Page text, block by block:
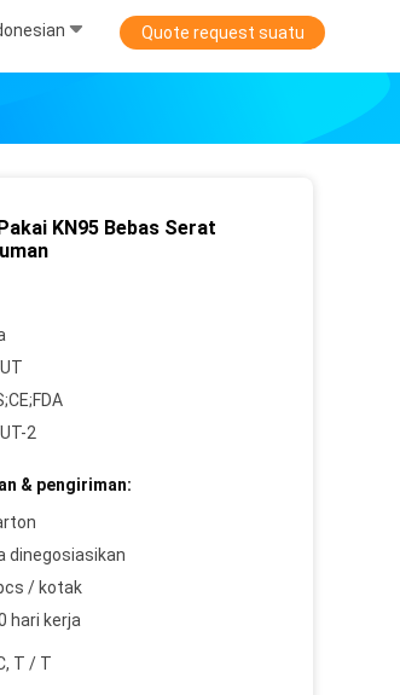
Quote request suatu
KN95 Bebas Serat
2
& pengiriman:
dinegosiasikan
/ kotak
hari kerja
T / T